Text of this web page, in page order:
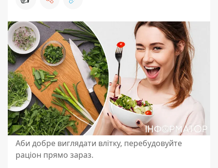
Аби добре виглядати влітку, перебудовуйте
раціон прямо зараз.